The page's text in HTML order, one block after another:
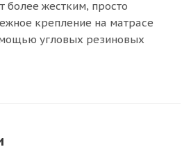
более жестким, просто
крепление на матрасе
угловых резиновых